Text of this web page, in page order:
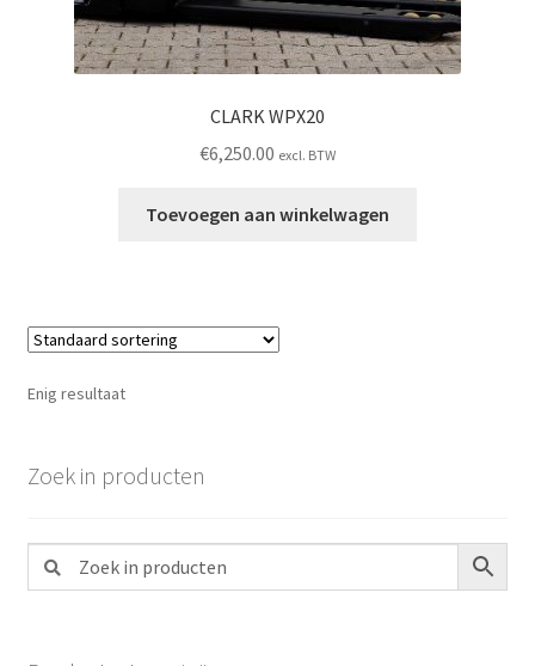
CLARK WPX20
€6,250.00 excl. BTW
Toevoegen aan winkelwagen
Enig resultaat
Zoek in producten